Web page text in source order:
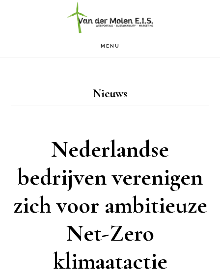
MENU
Nieuws
Nederlandse
bedrijven verenigen
zich voor ambitieuze
Net-Zero
klimaatactie